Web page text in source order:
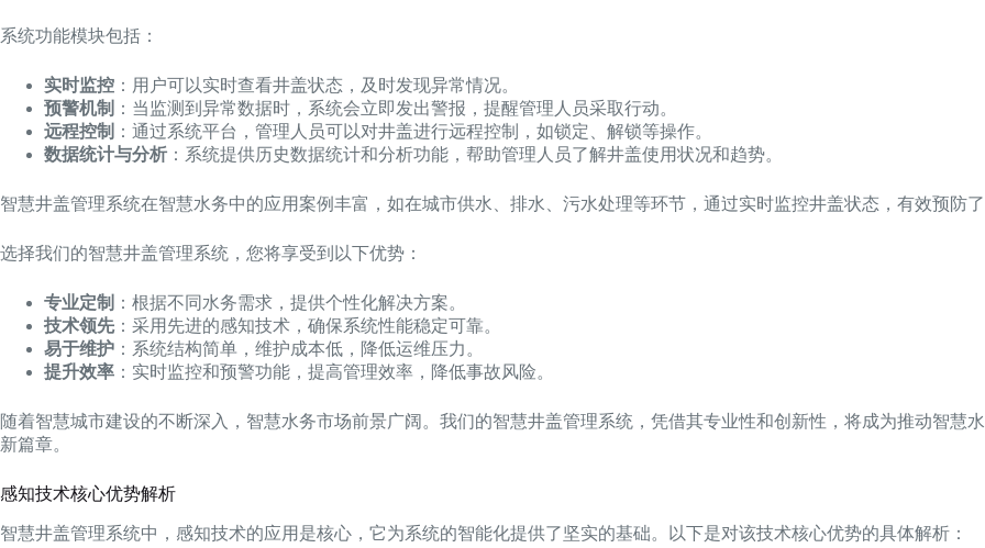
系统功能模块包括：
实时监控 ：用户可以实时查看井盖状态，及时发现异常情况。
预警机制 ：当监测到异常数据时，系统会立即发出警报，提醒管理人员采取行动。
远程控制 ：通过系统平台，管理人员可以对井盖进行远程控制，如锁定、解锁等操作。
数据统计与分析 ：系统提供历史数据统计和分析功能，帮助管理人员了解井盖使用状况和趋势。
智慧井盖管理系统在智慧水务中的应用案例丰富，如在城市供水、排水、污水处理等环节，通过实时监控井盖状态，有效预防
选择我们的智慧井盖管理系统，您将享受到以下优势：
专业定制 ：根据不同水务需求，提供个性化解决方案。
技术领先：采用先进的感知技术，确保系统性能稳定可靠。
易于维护 ：系统结构简单，维护成本低，降低运维压力。
提升效率 ：实时监控和预警功能，提高管理效率，降低事故风险。
随着智慧城市建设的不断深入，智慧水务市场前景广阔。我们的智慧井盖管理系统，凭借其专业性和创新性，将成为推动智慧
新篇章。
感知技术核心优势解析
智慧井盖管理系统中，感知技术的应用是核心，它为系统的智能化提供了坚实的基础。以下是对该技术核心优势的具体解析：